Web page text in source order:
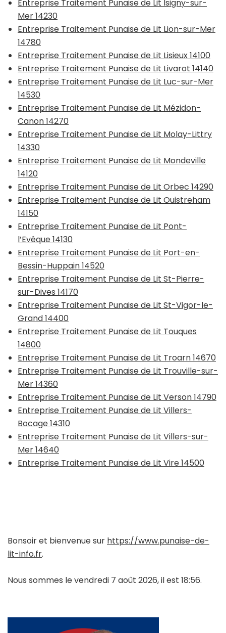
Entreprise Traitement Punaise de Lit Isigny-sur-
Mer 14230
Entreprise Traitement Punaise de Lit Lion-sur-Mer
14780
Entreprise Traitement Punaise de Lit Lisieux 14100
Entreprise Traitement Punaise de Lit Livarot 14140
Entreprise Traitement Punaise de Lit Luc-sur-Mer
14530
Entreprise Traitement Punaise de Lit Mézidon-
Canon 14270
Entreprise Traitement Punaise de Lit Molay-Littry
14330
Entreprise Traitement Punaise de Lit Mondeville
14120
Entreprise Traitement Punaise de Lit Orbec 14290
Entreprise Traitement Punaise de Lit Ouistreham
14150
Entreprise Traitement Punaise de Lit Pont-
l’Evêque 14130
Entreprise Traitement Punaise de Lit Port-en-
Bessin-Huppain 14520
Entreprise Traitement Punaise de Lit St-Pierre-
sur-Dives 14170
Entreprise Traitement Punaise de Lit St-Vigor-le-
Grand 14400
Entreprise Traitement Punaise de Lit Touques
14800
Entreprise Traitement Punaise de Lit Troarn 14670
Entreprise Traitement Punaise de Lit Trouville-sur-
Mer 14360
Entreprise Traitement Punaise de Lit Verson 14790
Entreprise Traitement Punaise de Lit Villers-
Bocage 14310
Entreprise Traitement Punaise de Lit Villers-sur-
Mer 14640
Entreprise Traitement Punaise de Lit Vire 14500
Bonsoir et bienvenue sur https://www.punaise-de-
lit-info.fr.
Nous sommes le vendredi 7 août 2026, il est 18:56.